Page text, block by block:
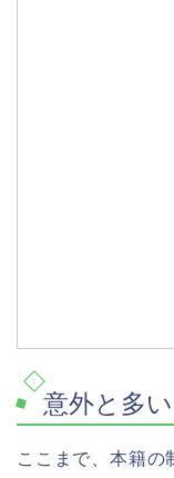
意外と多
ここまで、本籍の